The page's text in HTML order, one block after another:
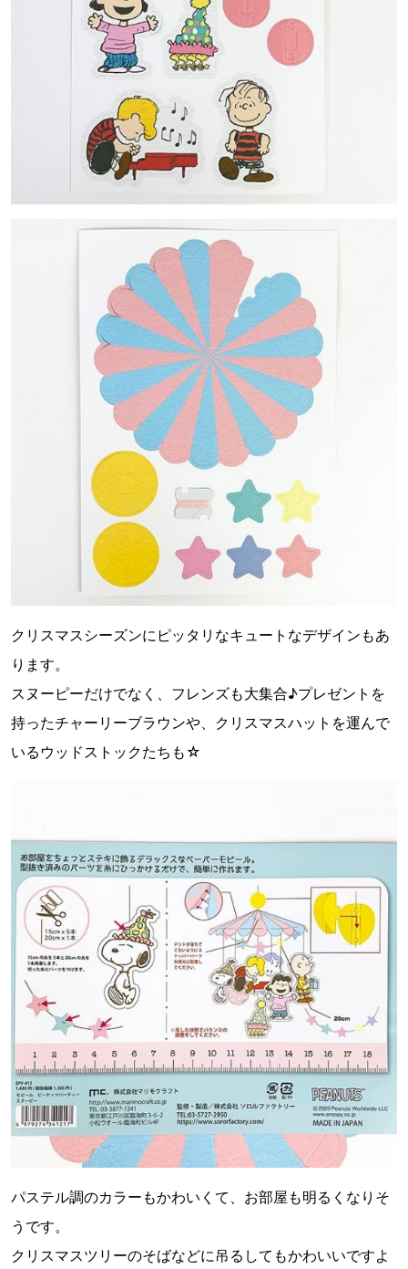
クリスマスシーズンにピッタリなキュートなデザインもあ
ります。
スヌーピーだけでなく、フレンズも大集合♪プレゼントを
持ったチャーリーブラウンや、クリスマスハットを運んで
いるウッドストックたちも☆
パステル調のカラーもかわいくて、お部屋も明るくなりそ
うです。
クリスマスツリーのそばなどに吊るしてもかわいいですよ